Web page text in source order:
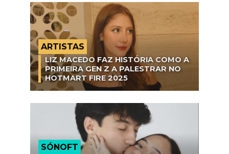
ARTISTAS
LIZ MACEDO FAZ HISTÓRIA COMO A
PRIMEIRA GEN Z A PALESTRAR NO
HOTMART FIRE 2025
SÓNOFT